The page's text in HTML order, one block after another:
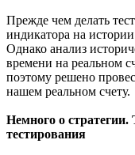
Прежде чем делать
индикатора на
Однако анализ
времени на реальном
поэтому решено
нашем реальном счету.
Немного о
тестирования